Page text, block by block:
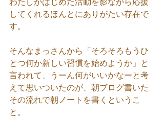
してくれるほんとにありがたい存在で
す。
そんなまっさんから「そろそろもうひ
とつ何か新しい習慣を始めようか」と
言われて、うーん何がいいかなーと考
えて思いついたのが、朝ブログ書いた
その流れで朝ノートを書くというこ
と。